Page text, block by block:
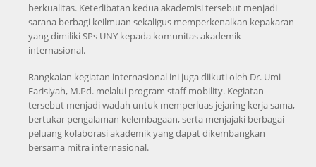
berkualitas. Keterlibatan kedua akademisi tersebut menjadi
sarana berbagi keilmuan sekaligus memperkenalkan kepakaran
yang dimiliki SPs UNY kepada komunitas akademik
internasional.
Rangkaian kegiatan internasional ini juga diikuti oleh Dr. Umi
Farisiyah, M.Pd. melalui program staff mobility. Kegiatan
tersebut menjadi wadah untuk memperluas jejaring kerja sama,
bertukar pengalaman kelembagaan, serta menjajaki berbagai
peluang kolaborasi akademik yang dapat dikembangkan
bersama mitra internasional.